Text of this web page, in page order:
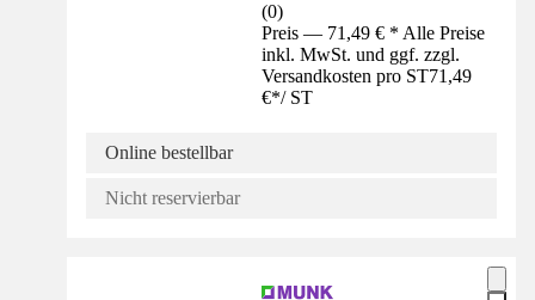
(0)
Preis — 71,49 € * Alle Preise
inkl. MwSt. und ggf. zzgl.
Versandkosten pro ST71,49
€*/ ST
Online bestellbar
Nicht reservierbar